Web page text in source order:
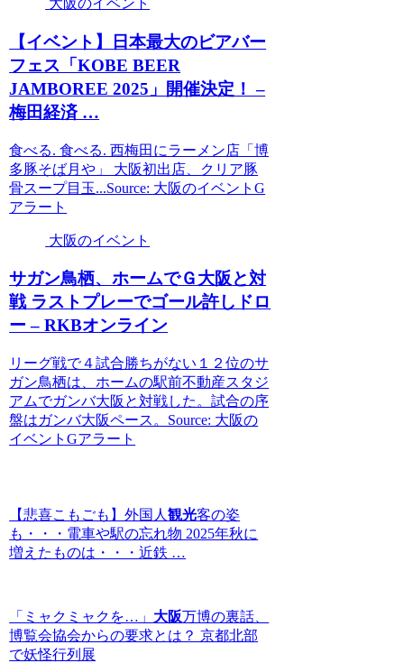
大阪のイベント
【イベント 】日本最大のビアバー
フェス「KOBE BEER
JAMBOREE 2025」開催決定！ –
梅田経済 …
食べる. 食べる. 西梅田にラーメン店「博
多豚そば月や」 大阪初出店、クリア豚
骨スープ目玉...Source: 大阪のイベントG
アラート
大阪のイベント
サガン鳥栖、ホームでＧ大阪と対
戦 ラストプレーでゴール許しドロ
ー – RKBオンライン
リーグ戦で４試合勝ちがない１２位のサ
ガン鳥栖は、ホームの駅前不動産スタジ
アムでガンバ大阪と対戦した。試合の序
盤はガンバ大阪ペース。Source: 大阪の
イベントGアラート
【悲喜こもごも】外国人観光客の姿
も・・・電車や駅の忘れ物 2025年秋に
増えたものは・・・近鉄 …
「ミャクミャクを…」 大阪万博の裏話、
博覧会協会からの要求とは？ 京都北部
で妖怪行列展